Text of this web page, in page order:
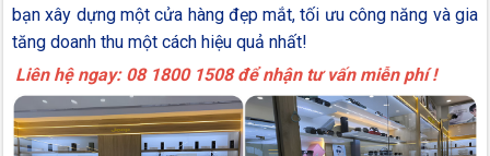
bạn xây dựng một cửa hàng đẹp mắt, tối ưu công năng và gia
tăng doanh thu một cách hiệu quả nhất!
Liên hệ ngay: 08 1800 1508 để nhận tư vấn miễn phí !